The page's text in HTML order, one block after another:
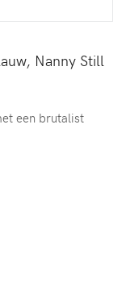
Nanny Still
een brutalist